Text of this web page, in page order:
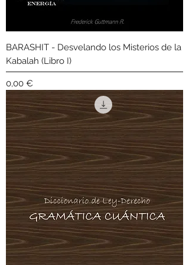
BARASHIT - Desvelando los Misterios de la
Kabalah (Libro I)
Precio
0,00 €